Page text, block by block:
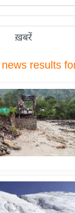
ख़बरें
news results